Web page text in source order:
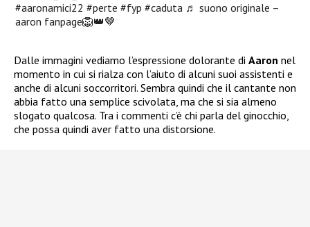
#aaronamici22 #perte #fyp #caduta ♬ suono originale –
aaron fanpage🦁👑🤎
Dalle immagini vediamo l’espressione dolorante di Aaron nel
momento in cui si rialza con l’aiuto di alcuni suoi assistenti e
anche di alcuni soccorritori. Sembra quindi che il cantante non
abbia fatto una semplice scivolata, ma che si sia almeno
slogato qualcosa. Tra i commenti c’è chi parla del ginocchio,
che possa quindi aver fatto una distorsione.